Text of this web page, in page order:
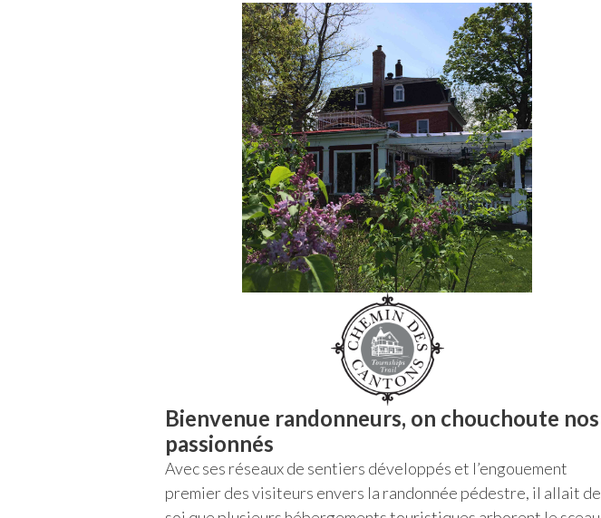
Bienvenue randonneurs, on chouchoute nos
passionnés
Avec ses réseaux de sentiers développés et l’engouement
premier des visiteurs envers la randonnée pédestre, il allait de